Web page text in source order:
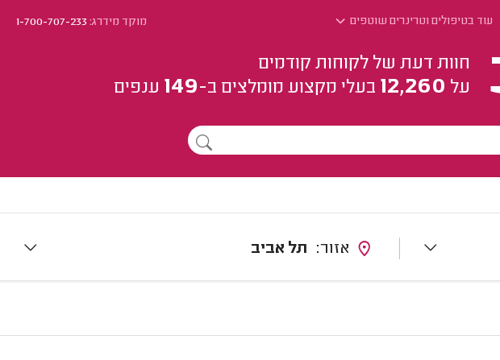
עוד בטיפולים וטרינרים שוטפים מוקד מידרג:1-700-707-233
חוות דעת של לקוחות קודמים
על 12,260 בעלי מקצוע מומלצים ב-149 ענפים
תל אביב